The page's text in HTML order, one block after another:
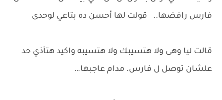
فارس رافضها.. قولت لها أحسن ده بتاعي لوحدى
قالت ليا وهى ولا هتسيبك ولا هتسيبه واكيد هتأذي حد
علشان توصل ل فارس. مدام عاجبها…